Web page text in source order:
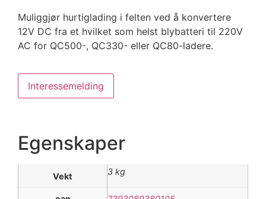
Muliggjør hurtiglading i felten ved å konvertere
12V DC fra et hvilket som helst blybatteri til 220V
AC for QC500-, QC330- eller QC80-ladere.
Interessemelding
Egenskaper
Vekt 3 kg